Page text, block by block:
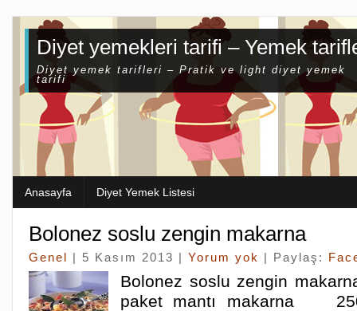
Diyet yemekleri tarifi – Yemek
Diyet yemek tarifleri – Pratik ve light diyet yemek
tarifi
Anasayfa Diyet Yemek Listesi
Bolonez soslu zengin makarna
Genel | 5 Kasım 2013 | Yorum yok | Paylaş:
Bolonez soslu zengin
paket mantı makarna